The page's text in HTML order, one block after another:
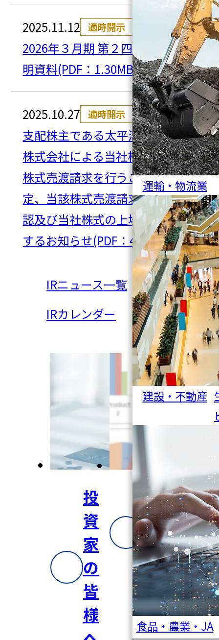
運輸・物流業
建設・不動産
食品・農業・JA
2025.11.12 適時開示
2026年３月期 第２四半期決算説
明資料(PDF：1.30MB)
2025.10.27 適時開示
支配株主である太平洋セメント
株式会社による当社株式に係る
株式売渡請求を行うことの決
定、当該株式売渡請求に係る承
認及び当社株式の上場廃止に関
するお知らせ(PDF：438KB)
IRニュース一覧
IRカレンダー
投
資
家
の
皆
様
株
主
総
会